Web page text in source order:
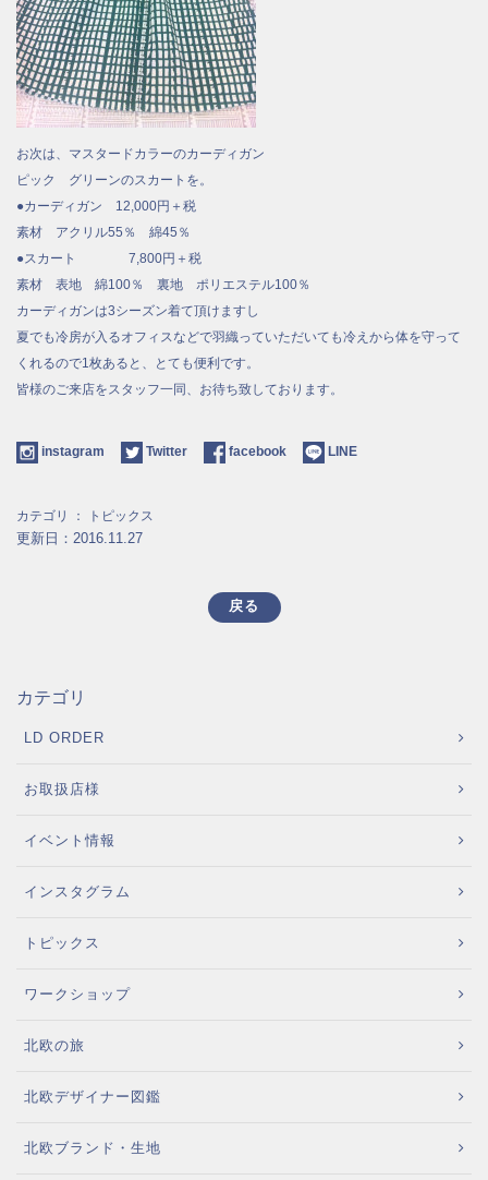
お次は、マスタードカラーのカーディガン
ピック グリーンのスカートを。
●カーディガン 12,000円＋税
素材 アクリル55％ 綿45％
●スカート 7,800円＋税
素材 表地 綿100％ 裏地 ポリエステル100％
カーディガンは3シーズン着て頂けますし
夏でも冷房が入るオフィスなどで羽織っていただいても冷えから体を守って
くれるので1枚あると、とても便利です。
皆様のご来店をスタッフ一同、お待ち致しております。
instagram Twitter facebook LINE
カテゴリ ： トピックス
更新日：2016.11.27
戻る
カテゴリ
LD ORDER
お取扱店様
イベント情報
インスタグラム
トピックス
ワークショップ
北欧の旅
北欧デザイナー図鑑
北欧ブランド・生地